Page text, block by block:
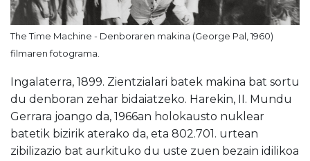
The Time Machine - Denboraren makina (George Pal, 1960)
filmaren fotograma.
Ingalaterra, 1899. Zientzialari batek makina bat sortu
du denboran zehar bidaiatzeko. Harekin, II. Mundu
Gerrara joango da, 1966an holokausto nuklear
batetik bizirik aterako da, eta 802.701. urtean
zibilizazio bat aurkituko du uste zuen bezain idilikoa